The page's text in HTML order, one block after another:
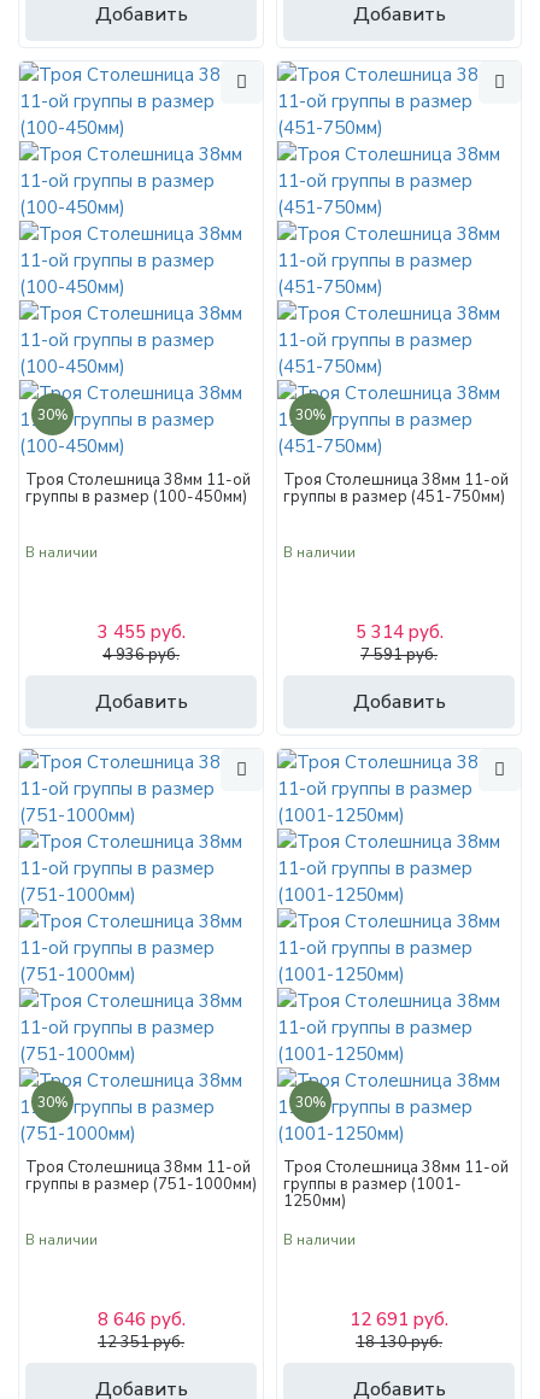
Добавить Добавить
30%
Троя Столешница 38мм 11-ой
группы в размер (100-450мм)
В наличии
Добавить
3 455 руб.
4 936 руб.
30%
Троя Столешница 38мм 11-ой
группы в размер (451-750мм)
В наличии
Добавить
5 314 руб.
7 591 руб.
30%
Троя Столешница 38мм 11-ой
группы в размер (751-1000мм)
В наличии
Добавить
8 646 руб.
12 351 руб.
30%
Троя Столешница 38мм 11-ой
группы в размер (1001-
1250мм)
В наличии
Добавить
12 691 руб.
18 130 руб.